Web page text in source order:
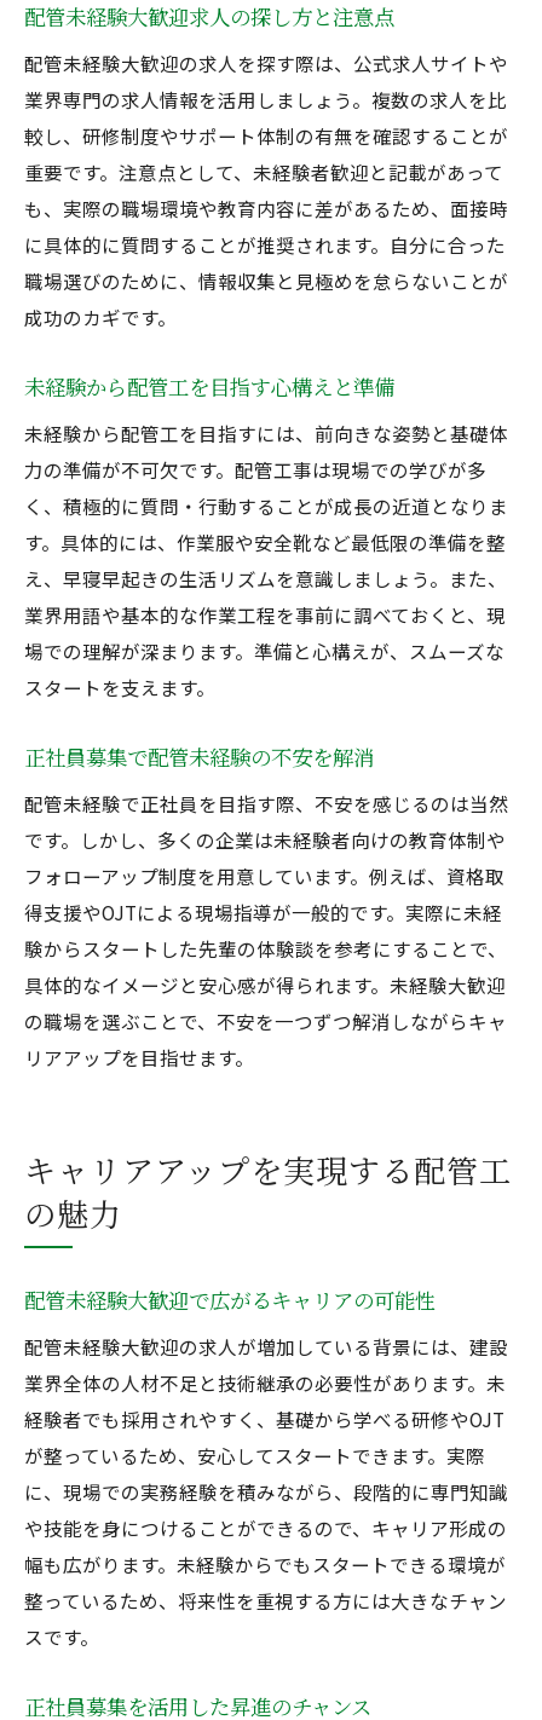
配管未経験大歓迎求人で安定転職を実現
正社員募集で長期的な安心を得る方法
未経験者が配管工で安定を得る秘訣
配管業界でキャリアアップする転職術
配管未経験大歓迎の職場選びと判断基準
正社員募集で将来性を重視するポイント
配管工に向いている人の特徴とは何か
配管未経験大歓迎求人が求める人物像
未経験から配管工に向いている人の条件
配管業界で活躍する未経験者の共通点
配管未経験大歓迎企業が評価する強み
正社員募集で求められるやる気と姿勢
未経験者が配管工で成功する秘訣まとめ
配管未経験大歓迎求人を活用した成功例
正社員募集を勝ち取るためのポイント
未経験スタートで配管工に定着するコツ
配管未経験大歓迎求人の選び方と注意点
正社員募集で成長を実現するための秘訣
配管未経験大歓迎求人の探し方と注意点
配管未経験大歓迎の求人を探す際は、公式求人サイトや
業界専門の求人情報を活用しましょう。複数の求人を比
較し、研修制度やサポート体制の有無を確認することが
重要です。注意点として、未経験者歓迎と記載があって
も、実際の職場環境や教育内容に差があるため、面接時
に具体的に質問することが推奨されます。自分に合った
職場選びのために、情報収集と見極めを怠らないことが
成功のカギです。
未経験から配管工を目指す心構えと準備
未経験から配管工を目指すには、前向きな姿勢と基礎体
力の準備が不可欠です。配管工事は現場での学びが多
く、積極的に質問・行動することが成長の近道となりま
す。具体的には、作業服や安全靴など最低限の準備を整
え、早寝早起きの生活リズムを意識しましょう。また、
業界用語や基本的な作業工程を事前に調べておくと、現
場での理解が深まります。準備と心構えが、スムーズな
スタートを支えます。
正社員募集で配管未経験の不安を解消
配管未経験で正社員を目指す際、不安を感じるのは当然
です。しかし、多くの企業は未経験者向けの教育体制や
フォローアップ制度を用意しています。例えば、資格取
得支援やOJTによる現場指導が一般的です。実際に未経
験からスタートした先輩の体験談を参考にすることで、
具体的なイメージと安心感が得られます。未経験大歓迎
の職場を選ぶことで、不安を一つずつ解消しながらキャ
リアアップを目指せます。
キャリアアップを実現する配管工
の魅力
配管未経験大歓迎で広がるキャリアの可能性
配管未経験大歓迎の求人が増加している背景には、建設
業界全体の人材不足と技術継承の必要性があります。未
経験者でも採用されやすく、基礎から学べる研修やOJT
が整っているため、安心してスタートできます。実際
に、現場での実務経験を積みながら、段階的に専門知識
や技能を身につけることができるので、キャリア形成の
幅も広がります。未経験からでもスタートできる環境が
整っているため、将来性を重視する方には大きなチャン
スです。
正社員募集を活用した昇進のチャンス